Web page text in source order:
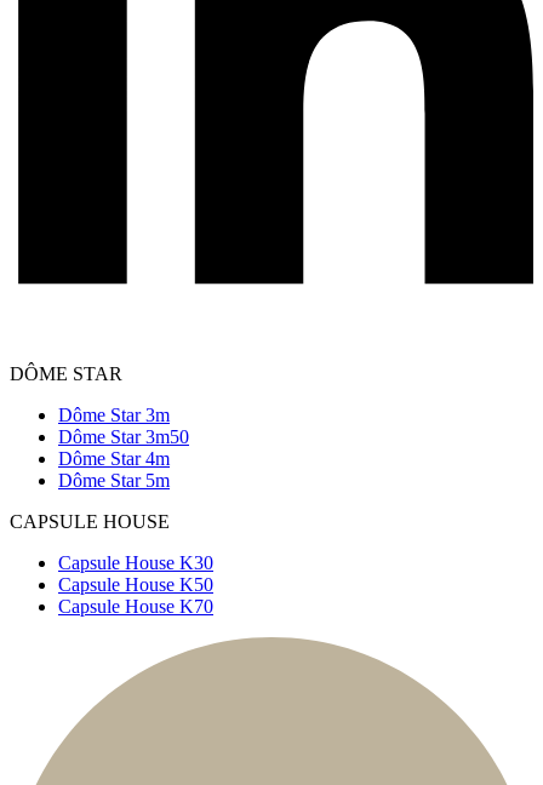
DÔME STAR
Dôme Star 3m
Dôme Star 3m50
Dôme Star 4m
Dôme Star 5m
CAPSULE HOUSE
Capsule House K30
Capsule House K50
Capsule House K70